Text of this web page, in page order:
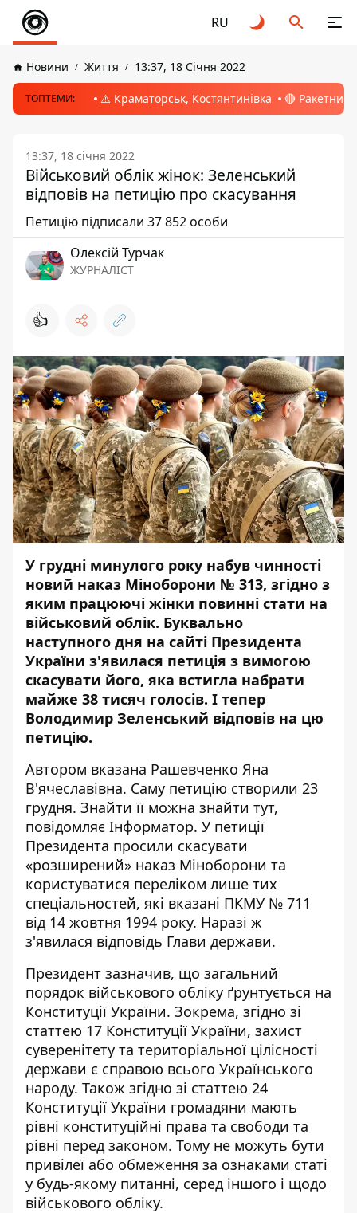
RU
Новини Життя 13:37, 18 Січня 2022
ТОПТЕМИ: ⚠️ Краматорськ, Костянтинівка 🔴 Ракетний
13:37, 18 січня 2022
Військовий облік жінок: Зеленський
відповів на петицію про скасування
Петицію підписали 37 852 особи
Олексій Турчак
ЖУРНАЛІСТ
👍
У грудні минулого року набув чинності
новий наказ Міноборони № 313, згідно з
яким працюючі жінки повинні стати на
військовий облік. Буквально
наступного дня на сайті Президента
України з'явилася петиція з вимогою
скасувати його, яка встигла набрати
майже 38 тисяч голосів. І тепер
Володимир Зеленський відповів на цю
петицію.
Автором вказана Рашевченко Яна
В'ячеславівна. Саму петицію створили 23
грудня. Знайти її можна знайти тут,
повідомляє Інформатор. У петиції
Президента просили скасувати
«розширений» наказ Міноборони та
користуватися переліком лише тих
спеціальностей, які вказані ПКМУ № 711
від 14 жовтня 1994 року. Наразі ж
з'явилася відповідь Глави держави.
Президент зазначив, що загальний
порядок військового обліку ґрунтується на
Конституції України. Зокрема, згідно зі
статтею 17 Конституції України, захист
суверенітету та територіальної цілісності
держави є справою всього Українського
народу. Також згідно зі статтею 24
Конституції України громадяни мають
рівні конституційні права та свободи та
рівні перед законом. Тому не можуть бути
привілеї або обмеження за ознаками статі
у будь-якому питанні, серед іншого і щодо
військового обліку.